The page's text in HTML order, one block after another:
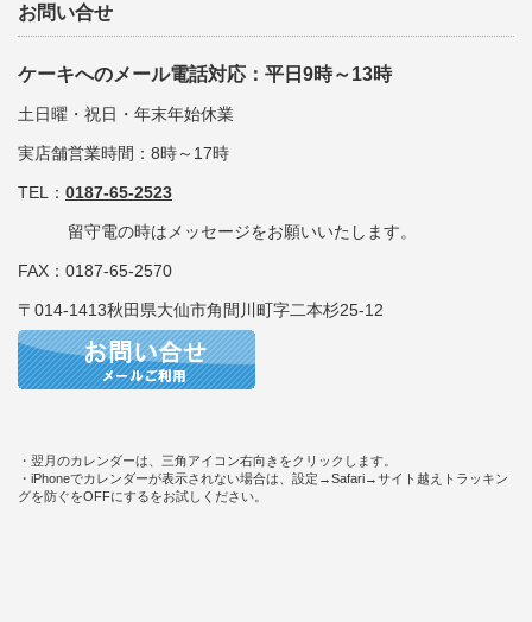
お問い合せ
ケーキへのメール電話対応：平日9時～13時
土日曜・祝日・年末年始休業
実店舗営業時間：8時～17時
TEL： 0187-65-2523
留守電の時はメッセージをお願いいたします。
FAX：0187-65-2570
〒014-1413秋田県大仙市角間川町字二本杉25-12
・翌月のカレンダーは、三角アイコン右向きをクリックします。
・iPhoneでカレンダーが表示されない場合は、設定→Safari→サイト越えトラッキン
グを防ぐをOFFにするをお試しください。